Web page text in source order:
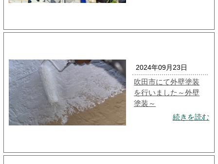
2024年09月23日
吹田市にて外壁塗装
を行いました～外壁
塗装～
続きを読む